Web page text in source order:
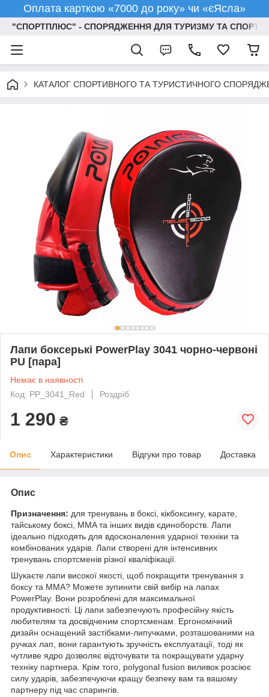
Оплата карткою «7000 до року» чи «єЯсла»
"СПОРТПЛЮС" - СПОРЯДЖЕННЯ ДЛЯ ТУРИЗМУ ТА СПОРТУ
КАТАЛОГ СПОРТИВНОГО ТА ТУРИСТИЧНОГО
Лапи боксерькі PowerPlay 3041 чорно-червоні
PU [пара]
Немає в наявності
Код: PP_3041_Red
Роздріб
1 290 ₴
Опис Характеристики Відгуки про товар Доставка
Опис
Призначення: для тренувань в боксі, кікбоксингу, карате,
тайському боксі, MMA та інших видів єдиноборств. Лапи
ідеально підходять для вдосконалення ударної техніки та
комбінованих ударів. Лапи створені для інтенсивних
тренувань спортсменів різної кваліфікації.
Шукаєте лапи високої якості, щоб покращити тренування з
боксу та MMA? Можете зупинити свій вибір на лапах
PowerPlay. Вони розроблені для максимальної
продуктивності. Ці лапи забезпечують професійну якість
любителям та досвідченим спортсменам. Ергономічний
дизайн оснащений застібками-липучками, розташованими на
ручках лап, вони гарантують зручність експлуатації, тоді як
чутливе ядро дозволяє відточувати та покращувати ударну
техніку партнера. Крім того, polygonal fusion виливок розсіює
силу ударів, забезпечуючи кращу безпеку вам та вашому
партнеру під час спарингів.